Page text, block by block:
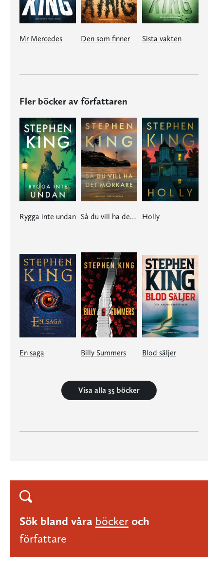
Mr Mercedes Den som finner Sista vakten
Fler böcker av författaren
Rygga inte undan Så du vill ha det mörkare Holly
En saga Billy Summers Blod säljer
Visa alla 35 böcker
Sök bland våra böcker och
författare